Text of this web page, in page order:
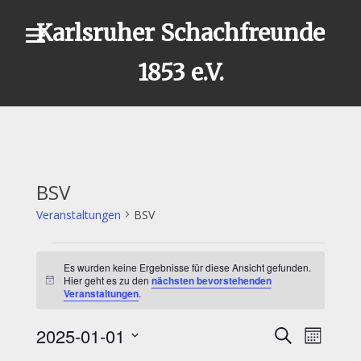
Karlsruher Schachfreunde
1853 e.V.
BSV
Veranstaltungen BSV
Veranstaltungen
Hinweis
Es wurden keine Ergebnisse für diese Ansicht gefunden.
Hier geht es zu dennächsten bevorstehenden
Veranstaltungen.
SucheMonat
2025-01-01